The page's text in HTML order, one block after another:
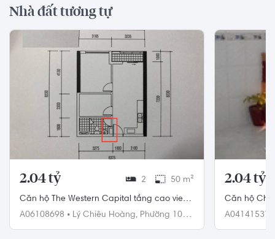
Nhà đất tương tự
2.04 tỷ 2 50 m²
Căn hộ The Western Capital tầng cao view
hồ bơi, nội thất cơ bản.
A06108698 • Lý Chiêu Hoàng, Phường 10,
2.04 tỷ
Căn hộ
diện tích
A04141537